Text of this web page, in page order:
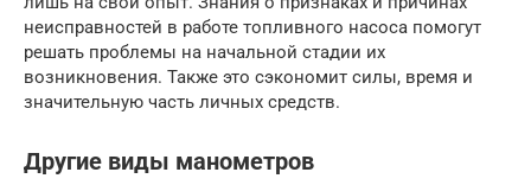
неисправностей в работе топливного насоса помогут
решать проблемы на начальной стадии их
возникновения. Также это сэкономит силы, время и
значительную часть личных средств.
Другие виды манометров